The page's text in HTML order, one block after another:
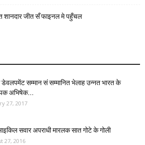
शानदार जीत सँ फाइनल मे पहुँचल
सम्मान सं सम्मानित भेलाह उन्नत भारत के
अभिषेक...
27, 2017
सवार अपराधी मारलक सात गोटे के गोली
27, 2016